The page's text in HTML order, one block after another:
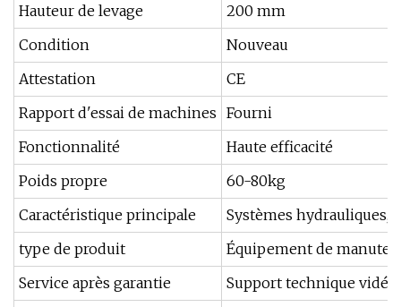
Hauteur de levage
200 mm
Condition
Nouveau
Attestation
CE
Rapport d'essai de machines Fourni
Fonctionnalité
Haute efficacité
Poids propre
60-80kg
Caractéristique principale
Systèmes hydrauliques,
type de produit
Équipement de
Service après garantie
Support technique